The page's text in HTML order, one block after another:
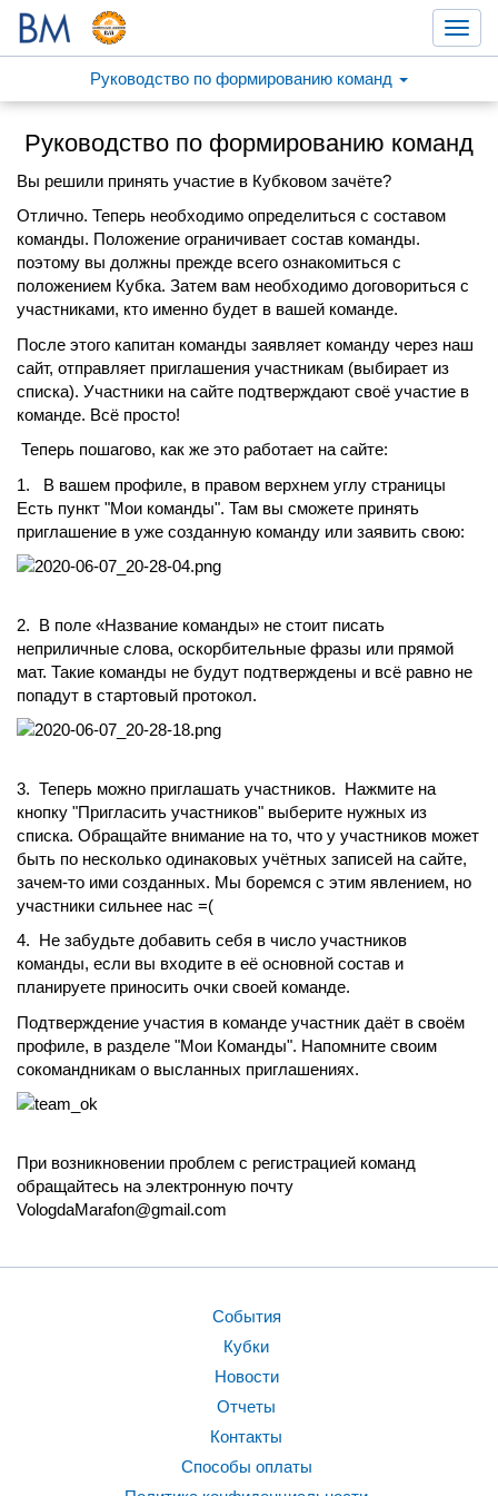
Руководство по формированию команд
Руководство по формированию команд
Вы решили принять участие в Кубковом зачёте?
Отлично. Теперь необходимо определиться с составом
команды. Положение ограничивает состав команды.
поэтому вы должны прежде всего ознакомиться с
положением Кубка. Затем вам необходимо договориться с
участниками, кто именно будет в вашей команде.
После этого капитан команды заявляет команду через наш
сайт, отправляет приглашения участникам (выбирает из
списка). Участники на сайте подтверждают своё участие в
команде. Всё просто!
Теперь пошагово, как же это работает на сайте:
1. В вашем профиле, в правом верхнем углу страницы
Есть пункт "Мои команды". Там вы сможете принять
приглашение в уже созданную команду или заявить свою:
2. В поле «Название команды» не стоит писать
неприличные слова, оскорбительные фразы или прямой
мат. Такие команды не будут подтверждены и всё равно не
попадут в стартовый протокол.
3. Теперь можно приглашать участников. Нажмите на
кнопку "Пригласить участников" выберите нужных из
списка. Обращайте внимание на то, что у участников может
быть по несколько одинаковых учётных записей на сайте,
зачем-то ими созданных. Мы боремся с этим явлением, но
участники сильнее нас =(
4. Не забудьте добавить себя в число участников
команды, если вы входите в её основной состав и
планируете приносить очки своей команде.
Подтверждение участия в команде участник даёт в своём
профиле, в разделе "Мои Команды". Напомните своим
сокомандникам о высланных приглашениях.
При возникновении проблем с регистрацией команд
обращайтесь на электронную почту
VologdaMarafon@gmail.com
События
Кубки
Новости
Отчеты
Контакты
Способы оплаты